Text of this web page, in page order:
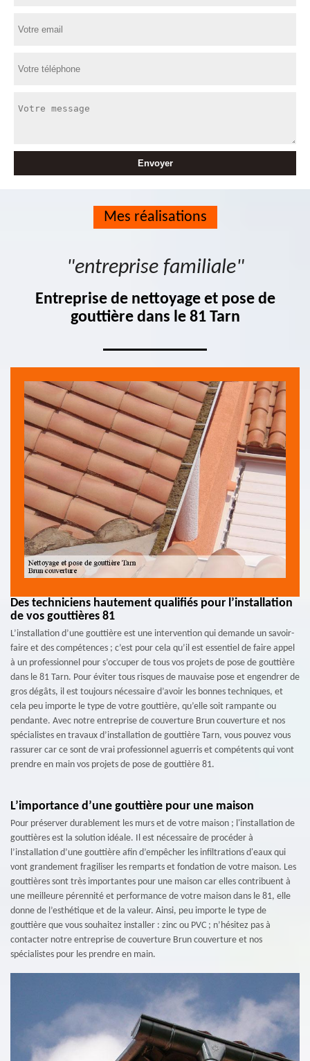
Mes réalisations
"entreprise familiale"
Entreprise de nettoyage et pose de
gouttière dans le 81 Tarn
Des techniciens hautement qualifiés pour l’installation
de vos gouttières 81
L’installation d’une gouttière est une intervention qui demande un savoir-
faire et des compétences ; c’est pour cela qu’il est essentiel de faire appel
à un professionnel pour s’occuper de tous vos projets de pose de gouttière
dans le 81 Tarn. Pour éviter tous risques de mauvaise pose et engendrer de
gros dégâts, il est toujours nécessaire d’avoir les bonnes techniques, et
cela peu importe le type de votre gouttière, qu’elle soit rampante ou
pendante. Avec notre entreprise de couverture Brun couverture et nos
spécialistes en travaux d’installation de gouttière Tarn, vous pouvez vous
rassurer car ce sont de vrai professionnel aguerris et compétents qui vont
prendre en main vos projets de pose de gouttière 81.
L’importance d’une gouttière pour une maison
Pour préserver durablement les murs et de votre maison ; l'installation de
gouttières est la solution idéale. Il est nécessaire de procéder à
l’installation d’une gouttière afin d’empêcher les infiltrations d'eaux qui
vont grandement fragiliser les remparts et fondation de votre maison. Les
gouttières sont très importantes pour une maison car elles contribuent à
une meilleure pérennité et performance de votre maison dans le 81, elle
donne de l’esthétique et de la valeur. Ainsi, peu importe le type de
gouttière que vous souhaitez installer : zinc ou PVC ; n’hésitez pas à
contacter notre entreprise de couverture Brun couverture et nos
spécialistes pour les prendre en main.